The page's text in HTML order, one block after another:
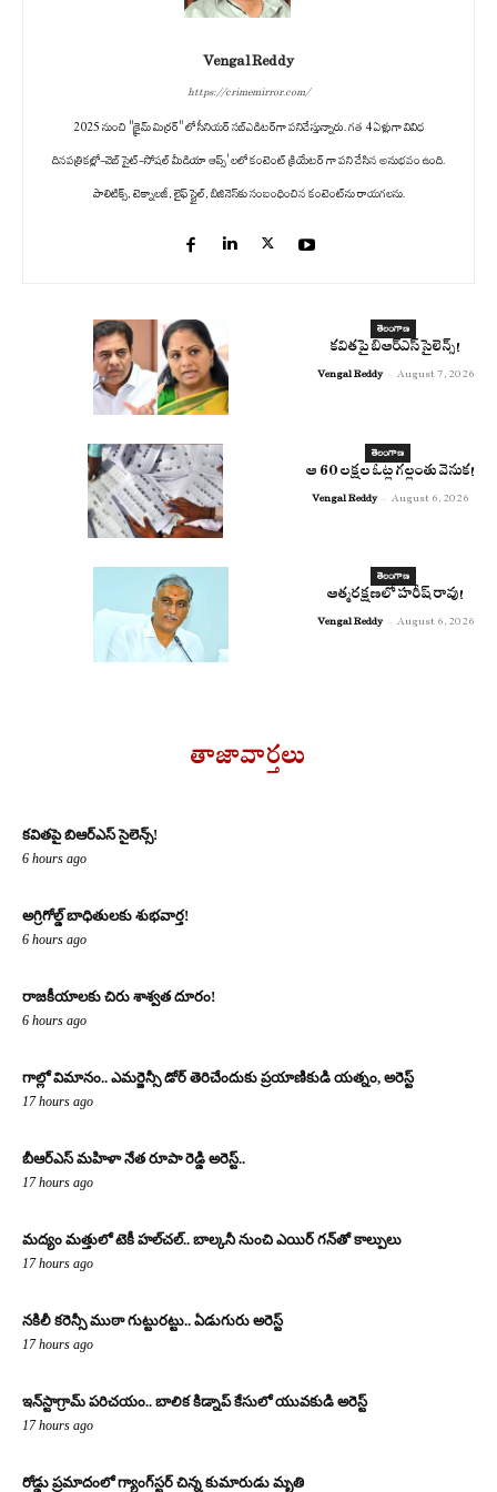
Vengal Reddy
https://crimemirror.com/
2025 నుంచి "క్రైమ్ మిర్రర్" లో సీనియర్ సబ్‌ఎడిటర్‌గా పనిచేస్తున్నారు. గత 4 ఏళ్లుగా వివిధ
దినపత్రికల్లో-వెబ్ సైట్-సోషల్ మీడియా ఆప్స్' లలో కంటెంట్ క్రియేటర్ గా పని చేసిన అనుభవం ఉంది.
పాలిటిక్స్‌, టెక్నాలజీ, లైఫ్‌ స్టైల్‌, బిజినెస్‌కు సంబంధించిన కంటెంట్‌ను రాయగలను.
తెలంగాణ
కవితపై బిఆర్ఎస్ సైలెన్స్!
Vengal Reddy - August 7, 2026
తెలంగాణ
ఆ 60 లక్షల ఓట్ల గల్లంతు వెనుక!
Vengal Reddy - August 6, 2026
తెలంగాణ
ఆత్మరక్షణలో హరీష్ రావు!
Vengal Reddy - August 6, 2026
తాజావార్తలు
కవితపై బిఆర్ఎస్ సైలెన్స్!
6 hours ago
అగ్రిగోల్డ్ బాధితులకు శుభవార్త!
6 hours ago
రాజకీయాలకు చిరు శాశ్వత దూరం!
6 hours ago
గాల్లో విమానం.. ఎమర్జెన్సీ డోర్ తెరిచేందుకు ప్రయాణికుడి యత్నం, అరెస్ట్
17 hours ago
బీఆర్ఎస్ మహిళా నేత రూపా రెడ్డి అరెస్ట్..
17 hours ago
మద్యం మత్తులో టెకీ హల్‌చల్.. బాల్కనీ నుంచి ఎయిర్ గన్‌తో కాల్పులు
17 hours ago
నకిలీ కరెన్సీ ముఠా గుట్టురట్టు.. ఏడుగురు అరెస్ట్
17 hours ago
ఇన్‌స్టాగ్రామ్ పరిచయం.. బాలిక కిడ్నాప్ కేసులో యువకుడి అరెస్ట్
17 hours ago
రోడ్డు ప్రమాదంలో గ్యాంగ్‌స్టర్ చిన్న కుమారుడు మృతి